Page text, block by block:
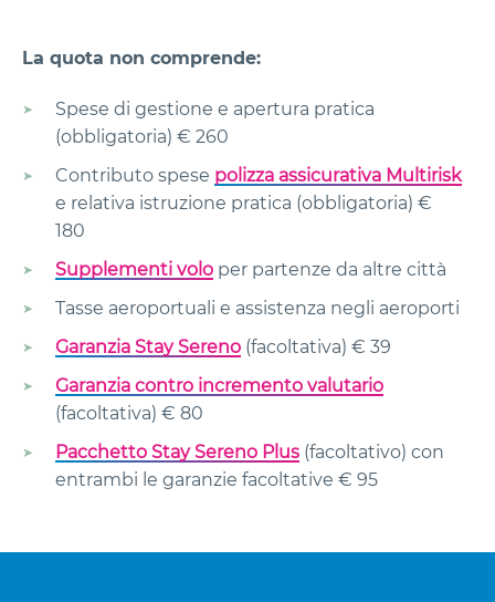
La quota non comprende:
Spese di gestione e apertura pratica
(obbligatoria) € 260
Contributo spese polizza assicurativa Multirisk
e relativa istruzione pratica (obbligatoria) €
180
Supplementi volo per partenze da altre città
Tasse aeroportuali e assistenza negli aeroporti
Garanzia Stay Sereno (facoltativa) € 39
Garanzia contro incremento valutario
(facoltativa) € 80
Pacchetto Stay Sereno Plus (facoltativo) con
entrambi le garanzie facoltative € 95